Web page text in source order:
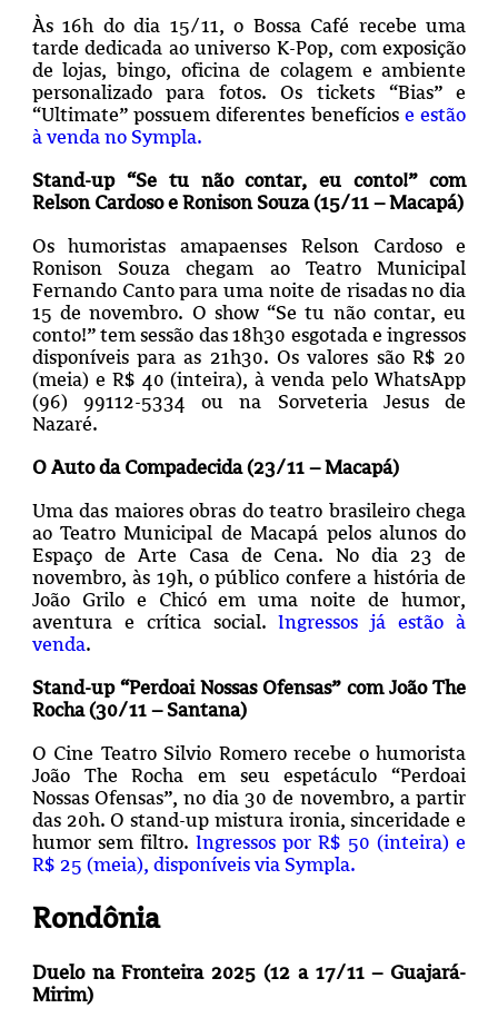
Às 16h do dia 15/11, o Bossa Café recebe uma
tarde dedicada ao universo K-Pop, com exposição
de lojas, bingo, oficina de colagem e ambiente
personalizado para fotos. Os tickets “Bias” e
“Ultimate” possuem diferentes benefícios e estão
à venda no Sympla.
Stand-up “Se tu não contar, eu conto!” com
Relson Cardoso e Ronison Souza (15/11 – Macapá)
Os humoristas amapaenses Relson Cardoso e
Ronison Souza chegam ao Teatro Municipal
Fernando Canto para uma noite de risadas no dia
15 de novembro. O show “Se tu não contar, eu
conto!” tem sessão das 18h30 esgotada e ingressos
disponíveis para as 21h30. Os valores são R$ 20
(meia) e R$ 40 (inteira), à venda pelo WhatsApp
(96) 99112-5334 ou na Sorveteria Jesus de
Nazaré.
O Auto da Compadecida (23/11 – Macapá)
Uma das maiores obras do teatro brasileiro chega
ao Teatro Municipal de Macapá pelos alunos do
Espaço de Arte Casa de Cena. No dia 23 de
novembro, às 19h, o público confere a história de
João Grilo e Chicó em uma noite de humor,
aventura e crítica social.Ingressos já estão à
venda.
Stand-up “Perdoai Nossas Ofensas” com João The
Rocha (30/11 – Santana)
O Cine Teatro Silvio Romero recebe o humorista
João The Rocha em seu espetáculo “Perdoai
Nossas Ofensas”, no dia 30 de novembro, a partir
das 20h. O stand-up mistura ironia, sinceridade e
humor sem filtro. Ingressos por R$ 50 (inteira) e
R$ 25 (meia), disponíveis via Sympla.
Rondônia
Duelo na Fronteira 2025 (12 a 17/11 – Guajará-
Mirim)